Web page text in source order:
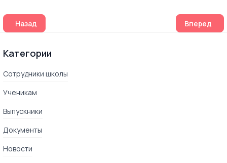
Предыдущий: Расписание ВПР 6 и 8 мая (5-8, 10 классы)
Назад Вперед
Категории
Сотрудники школы
Ученикам
Выпускники
Документы
Новости